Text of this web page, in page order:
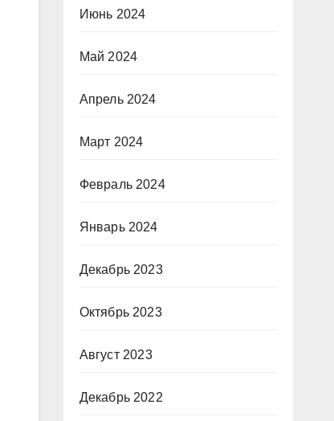
Июнь 2024
Май 2024
Апрель 2024
Март 2024
Февраль 2024
Январь 2024
Декабрь 2023
Октябрь 2023
Август 2023
Декабрь 2022